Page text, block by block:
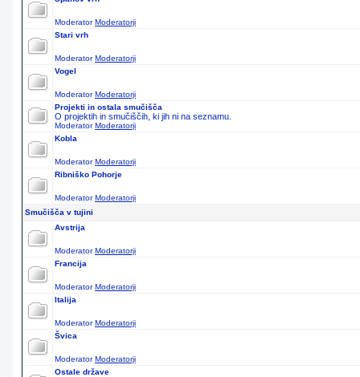
ModeratorModeratorji
Stari vrh
ModeratorModeratorji
Vogel
ModeratorModeratorji
Projekti in ostala smučišča
O projektih in smučiščih, ki jih ni na seznamu.
ModeratorModeratorji
Kobla
ModeratorModeratorji
Ribniško Pohorje
ModeratorModeratorji
Smučišča v tujini
Avstrija
ModeratorModeratorji
Francija
ModeratorModeratorji
Italija
ModeratorModeratorji
Švica
ModeratorModeratorji
Ostale države